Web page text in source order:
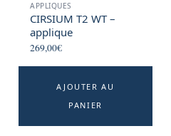
APPLIQUES
CIRSIUM T2 WT –
applique
269,00€
AJOUTER AU
PANIER